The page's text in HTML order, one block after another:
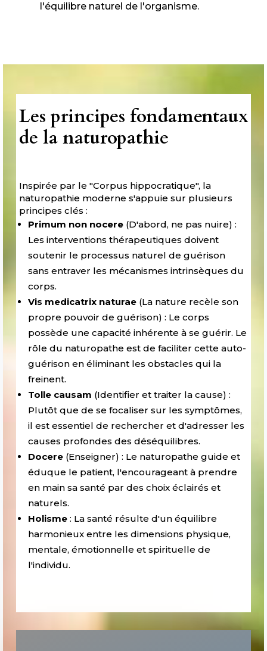
l'équilibre naturel de l'organisme.
Les principes fondamentaux
de la naturopathie
Inspirée par le "Corpus hippocratique", la
naturopathie moderne s'appuie sur plusieurs
principes clés :
Primum non nocere(D'abord, ne pas nuire) :
Les interventions thérapeutiques doivent
soutenir le processus naturel de guérison
sans entraver les mécanismes intrinsèques du
corps.
Vis medicatrix naturae(La nature recèle son
propre pouvoir de guérison) : Le corps
possède une capacité inhérente à se guérir. Le
rôle du naturopathe est de faciliter cette auto-
guérison en éliminant les obstacles qui la
freinent.
Tolle causam (Identifier et traiter la cause) :
Plutôt que de se focaliser sur les symptômes,
il est essentiel de rechercher et d'adresser les
causes profondes des déséquilibres.
Docere(Enseigner) : Le naturopathe guide et
éduque le patient, l'encourageant à prendre
en main sa santé par des choix éclairés et
naturels.
Holisme: La santé résulte d'un équilibre
harmonieux entre les dimensions physique,
mentale, émotionnelle et spirituelle de
l'individu.